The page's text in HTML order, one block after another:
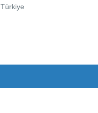
Türkiye